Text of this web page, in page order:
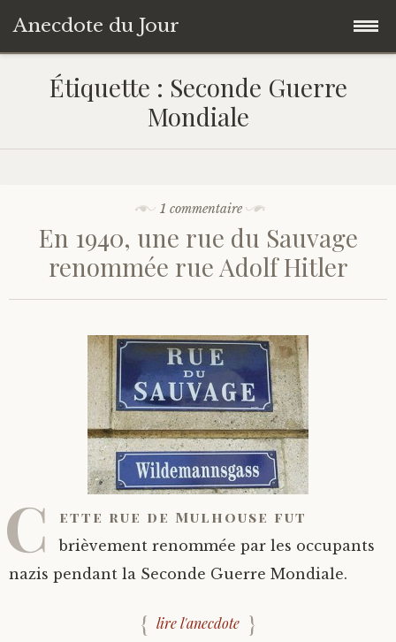
Anecdote du Jour
Accéder
principal
Accueil
Une anecdote au hasard
À propos
Étiquette : Seconde Guerre
Mondiale
1 commentaire
En 1940, une rue du Sauvage
renommée rue Adolf Hitler
C ette rue de Mulhouse fut
brièvement renommée par les occupants
nazis pendant la Seconde Guerre Mondiale.
lire l'anecdote